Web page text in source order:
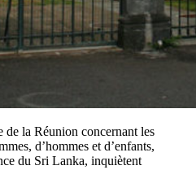
de la Réunion concernant les
d’hommes et d’enfants,
du Sri Lanka, inquiètent